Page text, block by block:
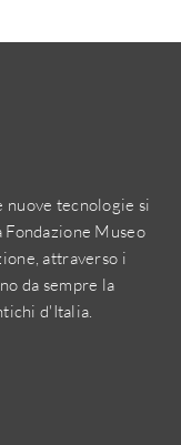
tecnologie si
Museo
attraverso i
da sempre la
d'Italia.